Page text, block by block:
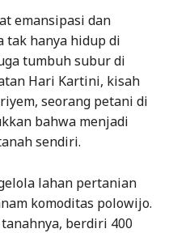
emansipasi dan
tak hanya hidup di
tumbuh subur di
Hari Kartini, kisah
seorang petani di
bahwa menjadi
sendiri.
lahan pertanian
komoditas polowijo.
berdiri 400